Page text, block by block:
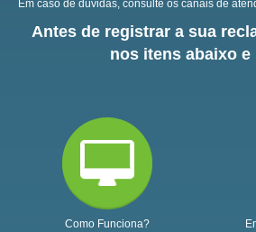
Em caso de dúvidas, consulte os canais de
Antes de registrar a sua
nos itens abaixo e
Como Funciona?